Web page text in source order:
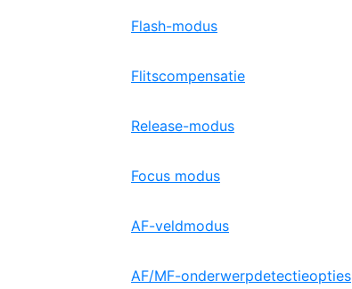
Flash-modus
Flitscompensatie
Release-modus
Focus modus
AF-veldmodus
AF/MF-onderwerpdetectieopties